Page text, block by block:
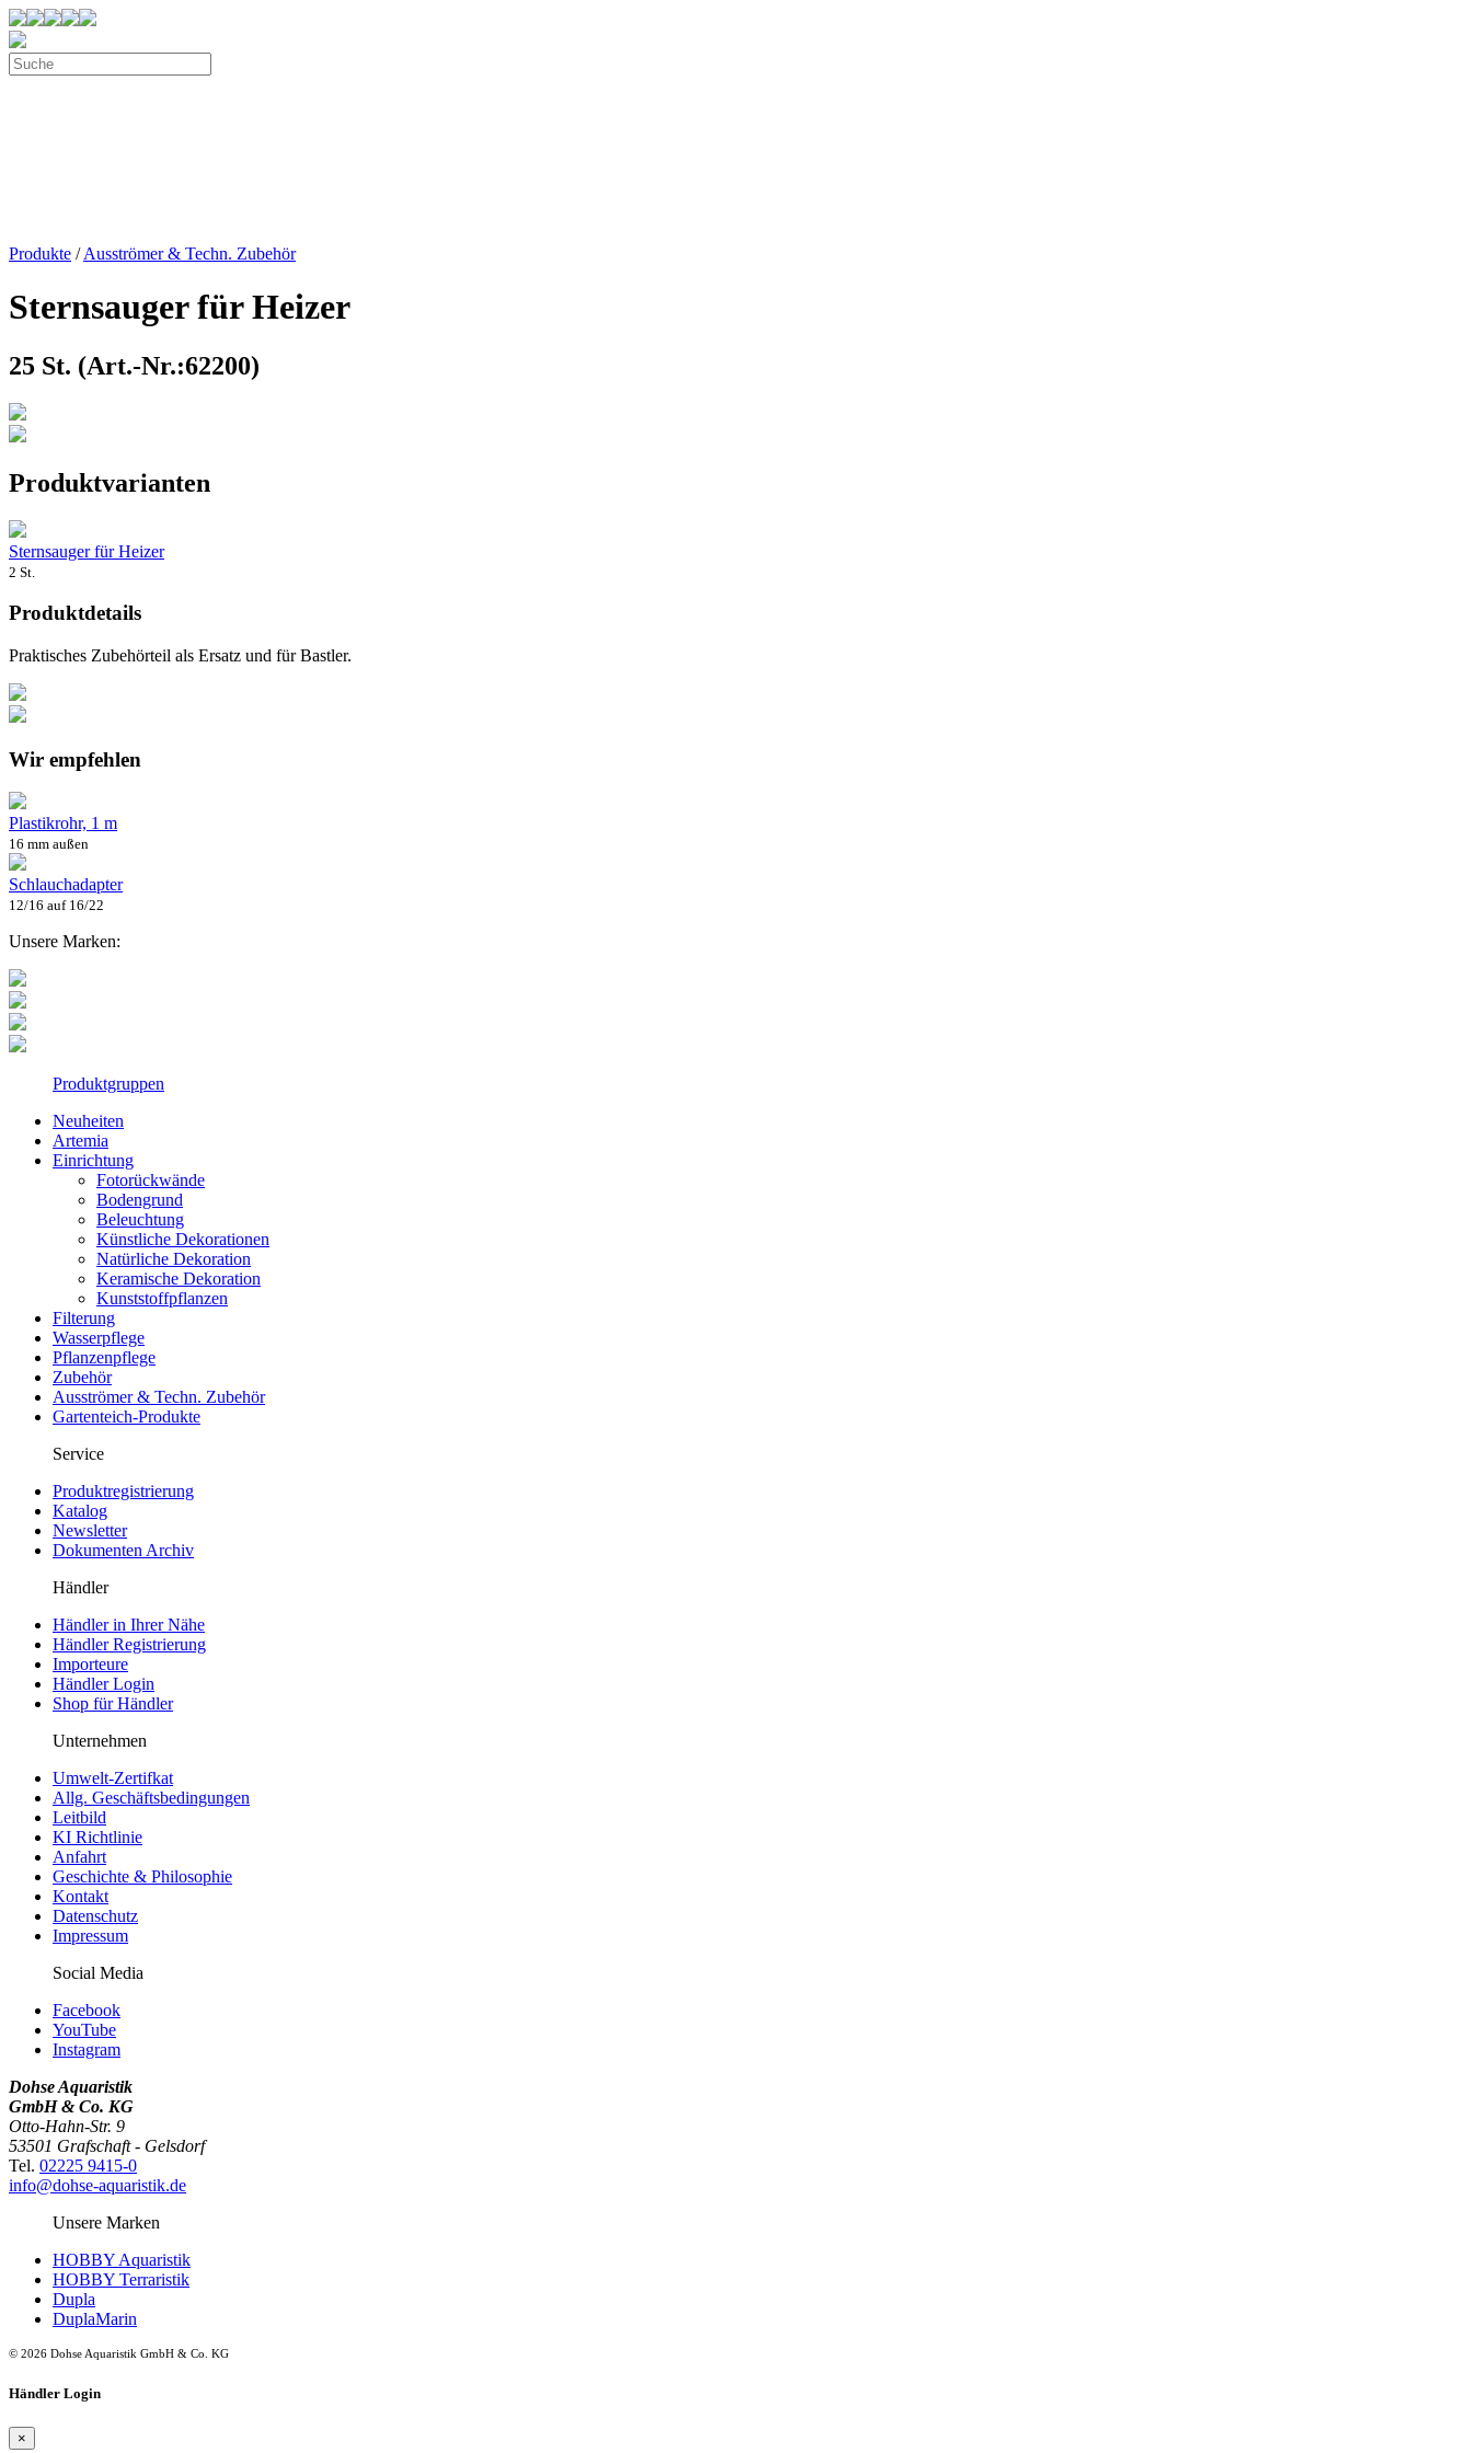
Produkte /Ausströmer & Techn. Zubehör
Sternsauger für Heizer
25 St. (Art.-Nr.:62200)
Produktvarianten
Sternsauger für Heizer
2 St.
Produktdetails
Praktisches Zubehörteil als Ersatz und für Bastler.
Wir empfehlen
Plastikrohr, 1 m
16 mm außen
Schlauchadapter
12/16 auf 16/22
Unsere Marken:
Produktgruppen
Neuheiten
Artemia
Einrichtung
Fotorückwände
Bodengrund
Beleuchtung
Künstliche Dekorationen
Natürliche Dekoration
Keramische Dekoration
Kunststoffpflanzen
Filterung
Wasserpflege
Pflanzenpflege
Zubehör
Ausströmer & Techn. Zubehör
Gartenteich-Produkte
Service
Produktregistrierung
Katalog
Newsletter
Dokumenten Archiv
Händler
Händler in Ihrer Nähe
Händler Registrierung
Importeure
Händler Login
Shop für Händler
Unternehmen
Umwelt-Zertifkat
Allg. Geschäftsbedingungen
Leitbild
KI Richtlinie
Anfahrt
Geschichte & Philosophie
Kontakt
Datenschutz
Impressum
Social Media
Facebook
YouTube
Instagram
Dohse Aquaristik
GmbH & Co. KG
Otto-Hahn-Str. 9
53501 Grafschaft - Gelsdorf
Tel. 02225 9415-0
info@dohse-aquaristik.de
Unsere Marken
HOBBY Aquaristik
HOBBY Terraristik
Dupla
DuplaMarin
© 2026 Dohse Aquaristik GmbH & Co. KG
Händler Login
×